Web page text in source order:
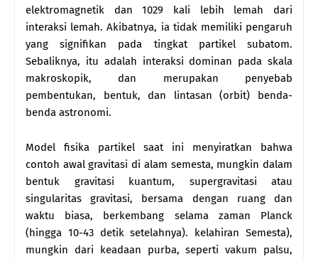
elektromagnetik dan 1029 kali lebih lemah dari
interaksi lemah. Akibatnya, ia tidak memiliki pengaruh
yang signifikan pada tingkat partikel subatom.
Sebaliknya, itu adalah interaksi dominan pada skala
makroskopik, dan merupakan penyebab
pembentukan, bentuk, dan lintasan (orbit) benda-
benda astronomi.
Model fisika partikel saat ini menyiratkan bahwa
contoh awal gravitasi di alam semesta, mungkin dalam
bentuk gravitasi kuantum, supergravitasi atau
singularitas gravitasi, bersama dengan ruang dan
waktu biasa, berkembang selama zaman Planck
(hingga 10-43 detik setelahnya). kelahiran Semesta),
mungkin dari keadaan purba, seperti vakum palsu,